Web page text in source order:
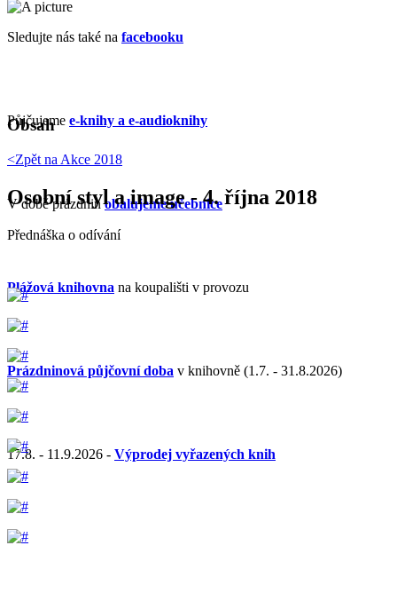
Sledujte nás také na facebooku
Půjčujeme e-knihy a e-audioknihy
V době prázdninobalujeme učebnice
Plážová knihovna na koupališti v provozu
Prázdninová půjčovní doba v knihovně (1.7. - 31.8.2026)
17.8. - 11.9.2026 - Výprodej vyřazených knih
Obsah
<Zpět na Akce 2018
Osobní styl a image - 4. října 2018
Přednáška o odívání